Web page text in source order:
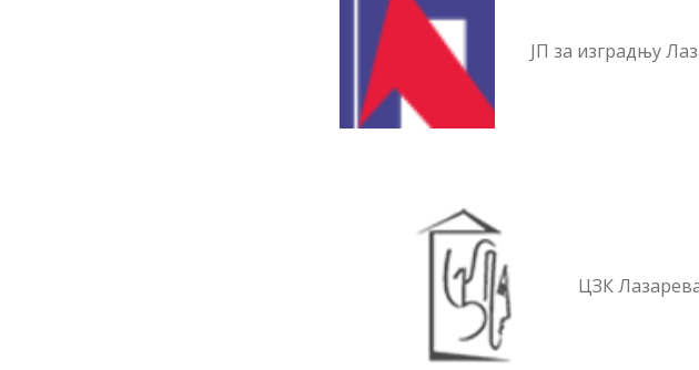
ЈП за изградњу
ЦЗК